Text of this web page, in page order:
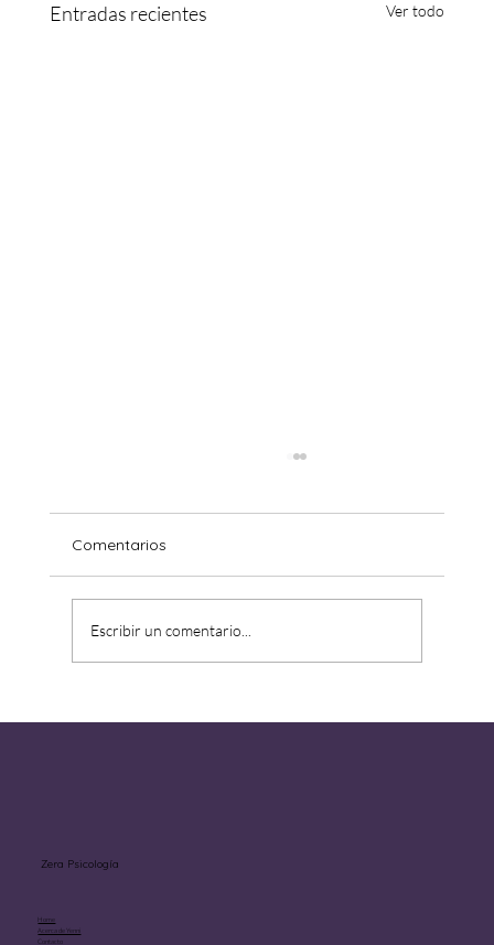
Entradas recientes Ver todo
Comentarios
Escribir un comentario...
Zera Psicología
Home
Acerca de Yenni
Contacto